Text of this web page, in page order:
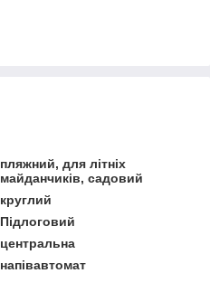
пляжний, для літніх
майданчиків, садовий
круглий
Підлоговий
центральна
напівавтомат